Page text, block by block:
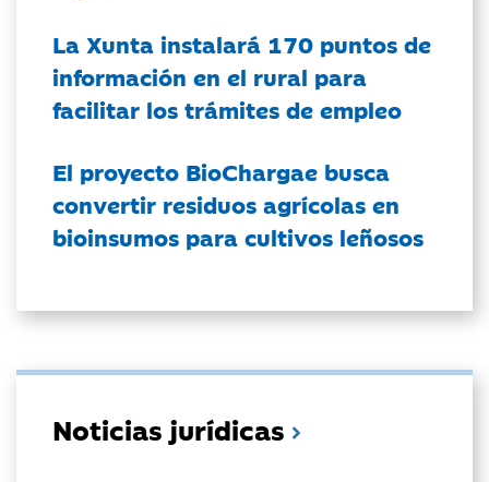
La Xunta instalará 170 puntos de
información en el rural para
facilitar los trámites de empleo
El proyecto BioChargae busca
convertir residuos agrícolas en
bioinsumos para cultivos leñosos
Noticias jurídicas